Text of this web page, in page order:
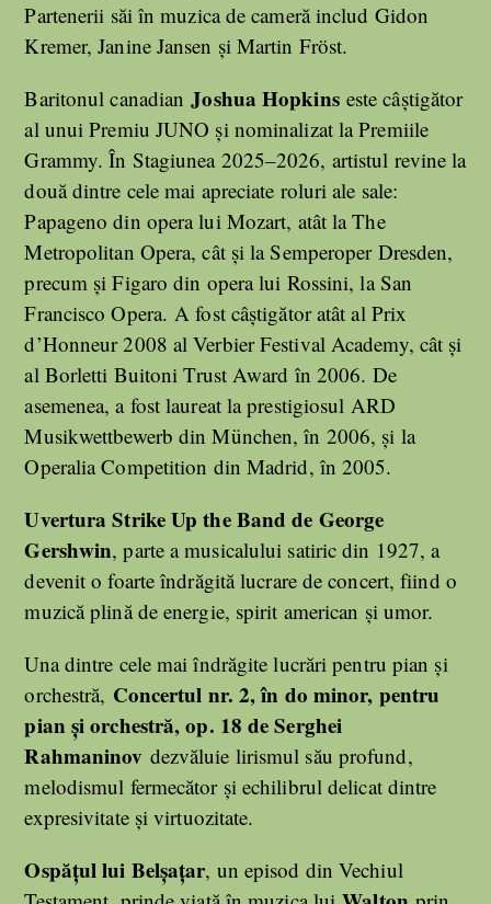
Partenerii săi în muzica de cameră includ Gidon
Kremer, Janine Jansen și Martin Fröst.
Baritonul canadianJoshua Hopkinseste câștigător
al unui Premiu JUNO și nominalizat la Premiile
Grammy. În Stagiunea 2025–2026, artistul revine la
două dintre cele mai apreciate roluri ale sale:
Papageno din opera lui Mozart, atât la The
Metropolitan Opera, cât și la Semperoper Dresden,
precum și Figaro din opera lui Rossini, la San
Francisco Opera. A fost câștigător atât al Prix
d’Honneur 2008 al Verbier Festival Academy, cât și
al Borletti Buitoni Trust Award în 2006. De
asemenea, a fost laureat la prestigiosul ARD
Musikwettbewerb din München, în 2006, și la
Operalia Competition din Madrid, în 2005.
Uvertura Strike Up the Band de George
Gershwin, parte a musicalului satiric din 1927, a
devenit o foarte îndrăgită lucrare de concert, fiind o
muzică plină de energie, spirit american și umor.
Una dintre cele mai îndrăgite lucrări pentru pian și
orchestră, Concertul nr. 2, în do minor, pentru
pian și orchestră, op. 18 de Serghei
Rahmaninov dezvăluie lirismul său profund,
melodismul fermecător și echilibrul delicat dintre
expresivitate și virtuozitate.
Ospățul lui Belșațar, un episod din Vechiul